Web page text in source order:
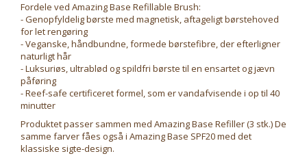
Fordele ved Amazing Base Refillable Brush:
- Genopfyldelig børste med magnetisk, aftageligt børstehoved
for let rengøring
- Veganske, håndbundne, formede børstefibre, der efterligner
naturligt hår
- Luksuriøs, ultrablød og spildfri børste til en ensartet og jævn
påføring
- Reef-safe certificeret formel, som er vandafvisende i op til 40
minutter
Produktet passer sammen med Amazing Base Refiller (3 stk.) De
samme farver fåes også i Amazing Base SPF20 med det
klassiske sigte-design.